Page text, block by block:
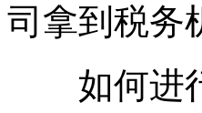
司拿到税务
如何进行